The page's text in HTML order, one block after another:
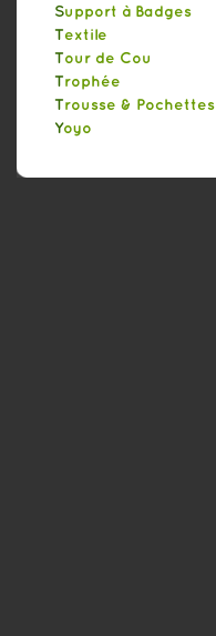
Support à Badges
Textile
Tour de Cou
Trophée
Trousse & Pochettes
Yoyo